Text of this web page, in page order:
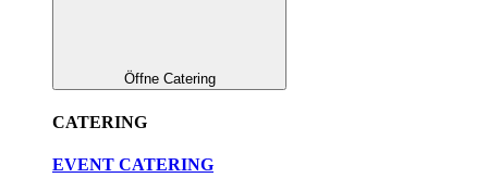
Öffne Catering
CATERING
EVENT CATERING